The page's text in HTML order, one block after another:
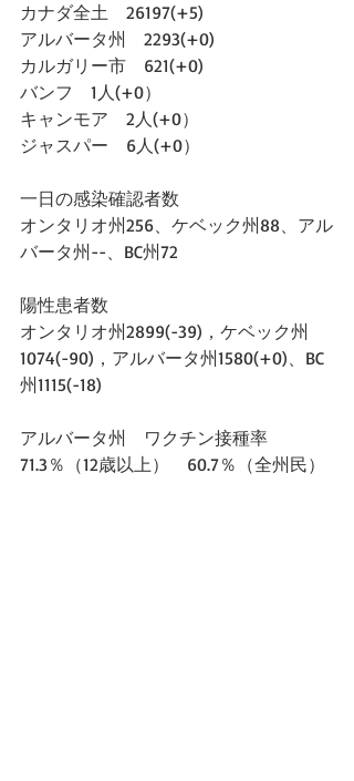
カナダ全土　26197(+5)
アルバータ州　2293(+0)
カルガリー市　621(+0)
バンフ　1人(+0）
キャンモア　2人(+0）
ジャスパー　6人(+0）
一日の感染確認者数
オンタリオ州256、ケベック州88、アル
バータ州--、BC州72
陽性患者数
オンタリオ州2899(-39)，ケベック州
1074(-90)，アルバータ州1580(+0)、BC
州1115(-18)
アルバータ州　ワクチン接種率
71.3％（12歳以上）　60.7％（全州民）